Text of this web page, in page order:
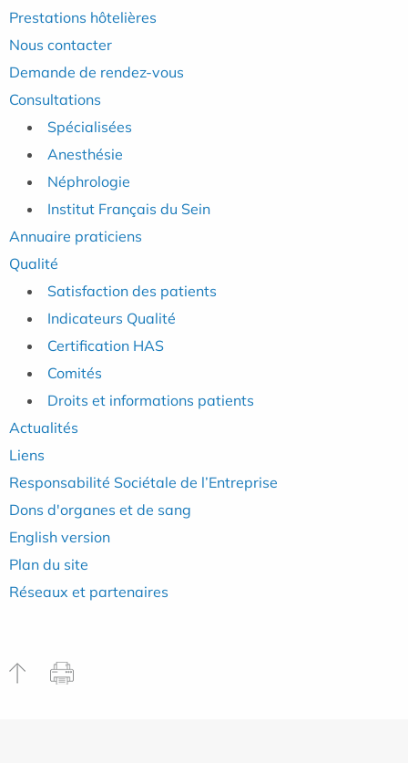
Prestations hôtelières
Nous contacter
Demande de rendez-vous
Consultations
Spécialisées
Anesthésie
Néphrologie
Institut Français du Sein
Annuaire praticiens
Qualité
Satisfaction des patients
Indicateurs Qualité
Certification HAS
Comités
Droits et informations patients
Actualités
Liens
Responsabilité Sociétale de l’Entreprise
Dons d'organes et de sang
English version
Plan du site
Réseaux et partenaires